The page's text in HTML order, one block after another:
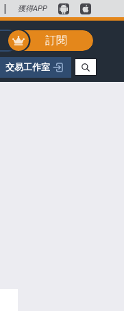
| 獲得APP
訂閱
交易工作室